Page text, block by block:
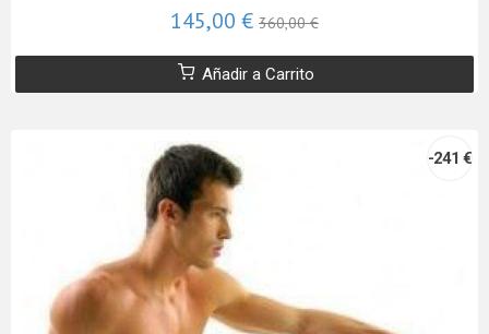
145,00 € 360,00 €
Añadir a Carrito
-241 €